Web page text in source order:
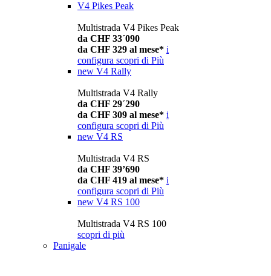
V4 Pikes Peak
Multistrada V4 Pikes Peak
da CHF 33´090
da CHF 329 al mese* i
configura scopri di Più
new V4 Rally
Multistrada V4 Rally
da CHF 29´290
da CHF 309 al mese* i
configura scopri di Più
new V4 RS
Multistrada V4 RS
da CHF 39’690
da CHF 419 al mese* i
configura scopri di Più
new V4 RS 100
Multistrada V4 RS 100
scopri di più
Panigale